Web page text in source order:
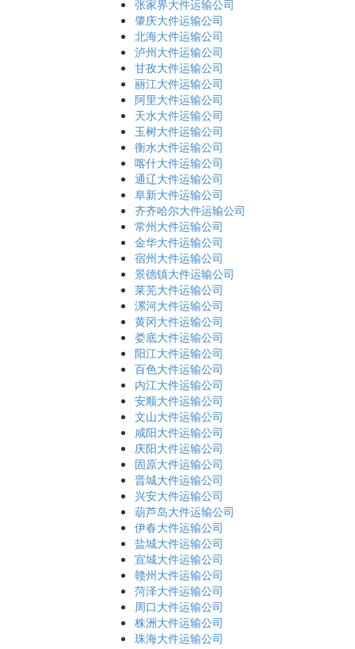
张家界大件运输公司
肇庆大件运输公司
北海大件运输公司
泸州大件运输公司
甘孜大件运输公司
丽江大件运输公司
阿里大件运输公司
天水大件运输公司
玉树大件运输公司
衡水大件运输公司
喀什大件运输公司
通辽大件运输公司
阜新大件运输公司
齐齐哈尔大件运输公司
常州大件运输公司
金华大件运输公司
宿州大件运输公司
景德镇大件运输公司
莱芜大件运输公司
漯河大件运输公司
黄冈大件运输公司
娄底大件运输公司
阳江大件运输公司
百色大件运输公司
内江大件运输公司
安顺大件运输公司
文山大件运输公司
咸阳大件运输公司
庆阳大件运输公司
固原大件运输公司
晋城大件运输公司
兴安大件运输公司
葫芦岛大件运输公司
伊春大件运输公司
盐城大件运输公司
宣城大件运输公司
赣州大件运输公司
菏泽大件运输公司
周口大件运输公司
株洲大件运输公司
珠海大件运输公司